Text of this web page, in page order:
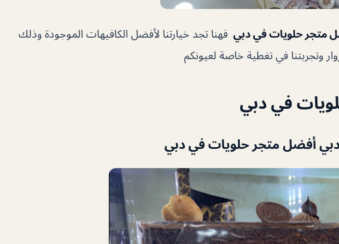
متجر حلويات في دبي فهنا تجد خيارتنا لأفضل الكافيهات الموجودة وذلك
وتجربتنا في تغطية خاصة لعيونكم
في دبي
أفضل متجر حلويات في دبي